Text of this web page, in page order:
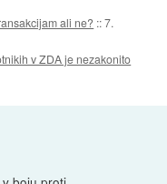
ali ne? ::7.
v ZDA je nezakonito